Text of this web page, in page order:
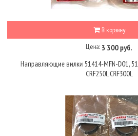
В корзину
Цена: 3 300 руб.
Направляющие вилки 51414-MFN-D01,
CRF250L CRF300L